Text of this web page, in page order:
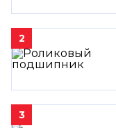
2
3